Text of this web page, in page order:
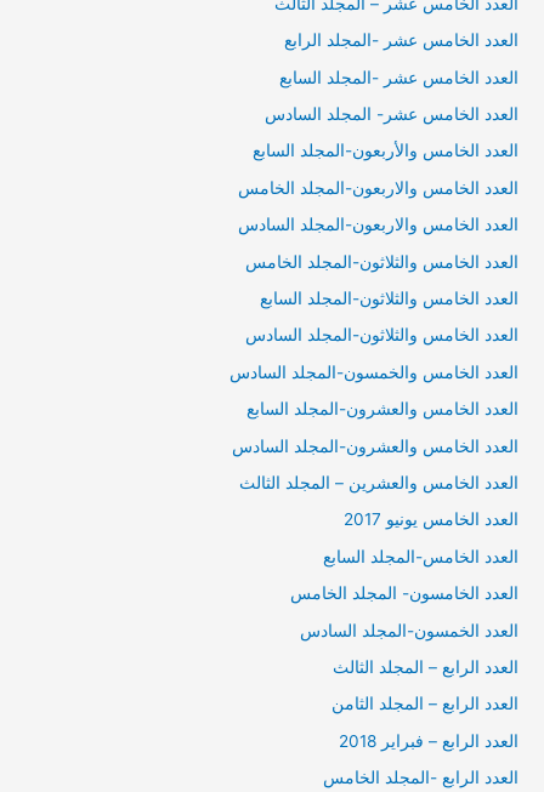
العدد الخامس عشر -المجلد الرابع
العدد الخامس عشر -المجلد السابع
العدد الخامس عشر- المجلد السادس
العدد الخامس والأربعون-المجلد السابع
العدد الخامس والاربعون-المجلد الخامس
العدد الخامس والاربعون-المجلد السادس
العدد الخامس والثلاثون-المجلد الخامس
العدد الخامس والثلاثون-المجلد السابع
العدد الخامس والثلاثون-المجلد السادس
العدد الخامس والخمسون-المجلد السادس
العدد الخامس والعشرون-المجلد السابع
العدد الخامس والعشرون-المجلد السادس
العدد الخامس والعشرين – المجلد الثالث
العدد الخامس يونيو 2017
العدد الخامس-المجلد السابع
العدد الخامسون- المجلد الخامس
العدد الخمسون-المجلد السادس
العدد الرابع – المجلد الثالث
العدد الرابع – المجلد الثامن
العدد الرابع – فبراير 2018
العدد الرابع -المجلد الخامس